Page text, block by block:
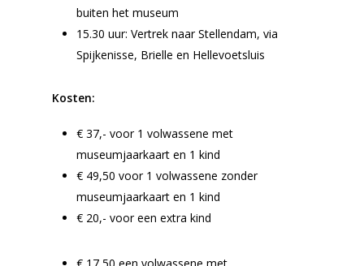
buiten het museum
15.30 uur: Vertrek naar Stellendam, via
Spijkenisse, Brielle en Hellevoetsluis
Kosten:
€ 37,- voor 1 volwassene met
museumjaarkaart en 1 kind
€ 49,50 voor 1 volwassene zonder
museumjaarkaart en 1 kind
€ 20,- voor een extra kind
Home
Cultuuragenda
Voor